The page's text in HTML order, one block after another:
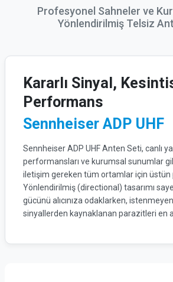
Profesyonel Sahneler ve
Yönlendirilmiş Telsiz
Kararlı Sinyal,
Performans
Sennheiser ADP UHF
Sennheiser ADP UHF Anten Seti, canlı
performansları ve kurumsal sunumlar
iletişim gereken tüm ortamlar için üstün
Yönlendirilmiş (directional) tasarımı
gücünü alıcınıza odaklarken,
sinyallerden kaynaklanan parazitleri en